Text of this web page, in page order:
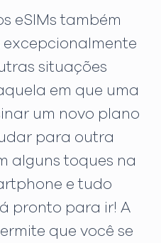
eSIMs também
situações
em que uma
um novo plano
para outra
alguns toques na
e tudo
pronto para ir! A
que você se